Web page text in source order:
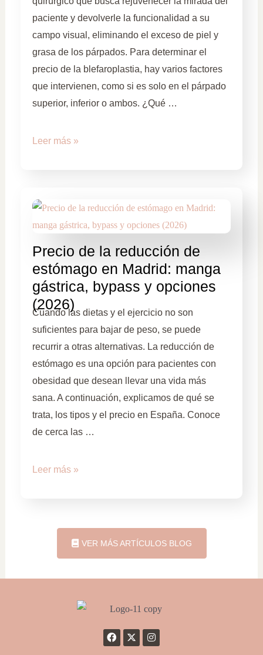
paciente y devolverle la funcionalidad a su
campo visual, eliminando el exceso de piel y
grasa de los párpados. Para determinar el
precio de la blefaroplastia, hay varios factores
que intervienen, como si es solo en el párpado
superior, inferior o ambos. ¿Qué …
Leer más »
Precio de la reducción de
estómago en Madrid: manga
gástrica, bypass y opciones
(2026)
Cuando las dietas y el ejercicio no son
suficientes para bajar de peso, se puede
recurrir a otras alternativas. La reducción de
estómago es una opción para pacientes con
obesidad que desean llevar una vida más
sana. A continuación, explicamos de qué se
trata, los tipos y el precio en España. Conoce
de cerca las …
Leer más »
VER MÁS ARTÍCULOS BLOG